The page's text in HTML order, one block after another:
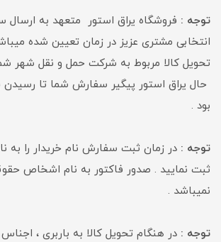
توجه : فروشگاه یراق استور متعهد به
انتخابی مشتری عزیز در زمان تعیین شده
تحویل کالا مربوط به شرکت حمل و نقل شهر
حال یراق استور پیگیر سفارش شما تا
بود .
توجه : در زمان ثبت سفارش نام خریدار را
ثبت نمایید . صدور فاکتور به نام اشخاص
نمیباشد .
توجه : در هنگام تحویل کالا به باربری ،